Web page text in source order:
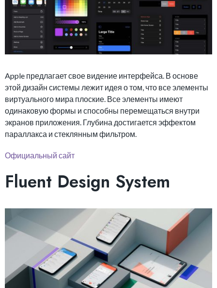
Apple предлагает свое видение интерфейса. В основе
этой дизайн системы лежит идея о том, что все элементы
виртуального мира плоские. Все элементы имеют
одинаковую формы и способны перемещаться внутри
экранов приложения. Глубина достигается эффектом
параллакса и стеклянным фильтром.
Официальный сайт
Fluent Design System